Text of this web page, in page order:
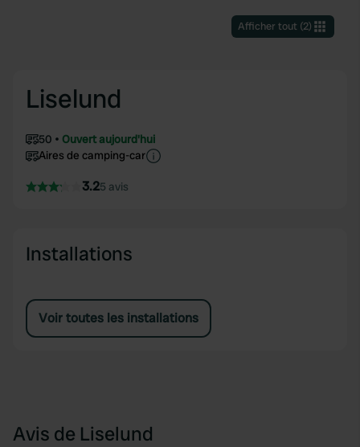
Afficher tout(2)
Liselund
50
Ouvert aujourd'hui
Aires de camping-car
3.25 avis
Installations
Voir toutes les installations
Avis de Liselund